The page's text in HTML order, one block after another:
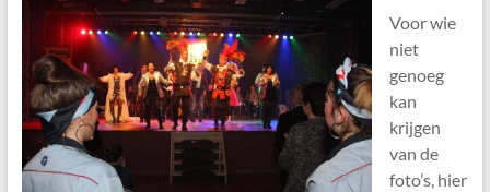
Voor wie
niet
genoeg
kan
krijgen
van de
foto’s, hier